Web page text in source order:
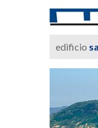
edificio